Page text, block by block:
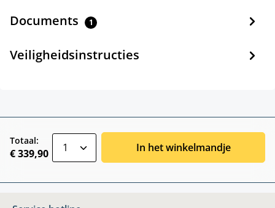
Documents 1
Veiligheidsinstructies
Totaal:
€ 339,90 In het winkelmandje